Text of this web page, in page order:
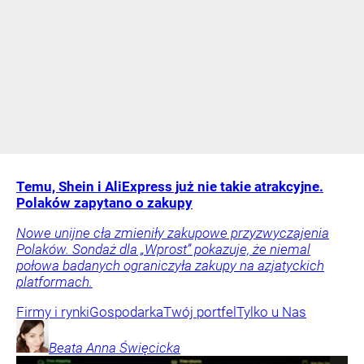
Temu, Shein i AliExpress już nie takie atrakcyjne.
Polaków zapytano o zakupy
Nowe unijne cła zmieniły zakupowe przyzwyczajenia
Polaków. Sondaż dla „Wprost” pokazuje, że niemal
połowa badanych ograniczyła zakupy na azjatyckich
platformach.
Firmy i rynkiGospodarkaTwój portfel Tylko u Nas
Beata Anna Święcicka